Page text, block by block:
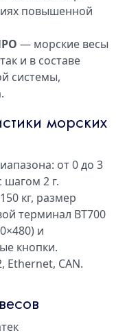
повышенной
— морские весы
и в составе
системы,
морских
от 0 до 3
шагом 2 г.
кг, размер
терминал ВТ700
и
кнопки.
Ethernet, CAN.